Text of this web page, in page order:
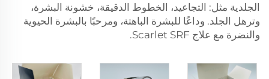
الجلدية مثل: التجاعيد، الخطوط الدقيقة، خشونة البشرة،
وترهل الجلد. وداعًا للبشرة الباهتة، ومرحبًا بالبشرة الحيوية
والنضرة مع علاج Scarlet SRF.